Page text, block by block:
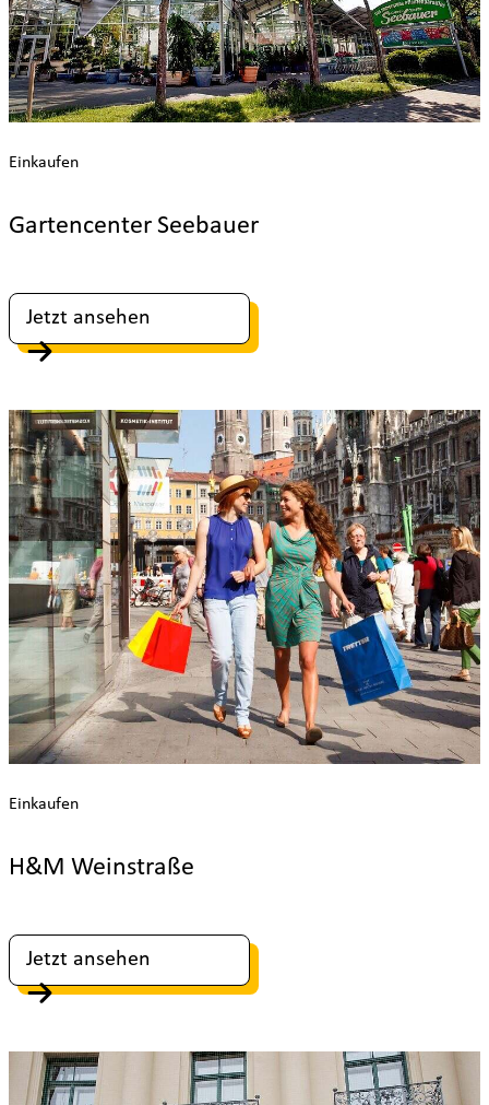
Gartencenter Seebauer
Einkaufen
Jetzt ansehen
H&M Weinstraße
Einkaufen
Jetzt ansehen